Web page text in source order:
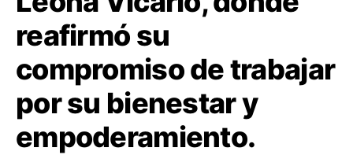
reafirmó su
compromiso de trabajar
por su bienestar y
empoderamiento.